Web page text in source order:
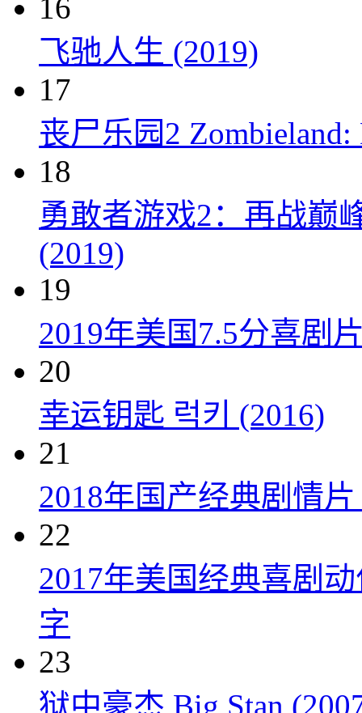
16
飞驰人生 (2019)
17
丧尸乐园2 Zombieland:
18
勇敢者游戏2：再战巅
(2019)
19
2019年美国7.5分喜剧
20
幸运钥匙 럭키 (2016)
21
2018年国产经典剧情
22
2017年美国经典喜剧
字
23
狱中豪杰 Big Stan